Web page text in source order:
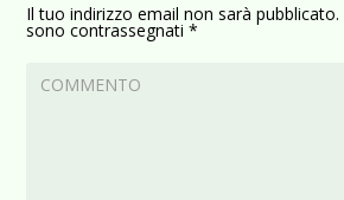
Il tuo indirizzo email non sarà pubblicato.
sono contrassegnati*